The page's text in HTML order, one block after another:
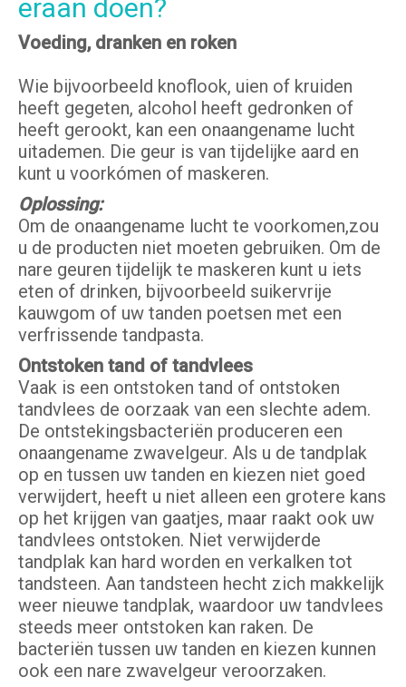
eraan doen?
Voeding, dranken en roken
Wie bijvoorbeeld knoflook, uien of kruiden
heeft gegeten, alcohol heeft gedronken of
heeft gerookt, kan een onaangename lucht
uitademen. Die geur is van tijdelijke aard en
kunt u voorkómen of maskeren.
Oplossing:
Om de onaangename lucht te voorkomen,zou
u de producten niet moeten gebruiken. Om de
nare geuren tijdelijk te maskeren kunt u iets
eten of drinken, bijvoorbeeld suikervrije
kauwgom of uw tanden poetsen met een
verfrissende tandpasta.
Ontstoken tand of tandvlees
Vaak is een ontstoken tand of ontstoken
tandvlees de oorzaak van een slechte adem.
De ontstekingsbacteriën produceren een
onaangename zwavelgeur. Als u de tandplak
op en tussen uw tanden en kiezen niet goed
verwijdert, heeft u niet alleen een grotere kans
op het krijgen van gaatjes, maar raakt ook uw
tandvlees ontstoken. Niet verwijderde
tandplak kan hard worden en verkalken tot
tandsteen. Aan tandsteen hecht zich makkelijk
weer nieuwe tandplak, waardoor uw tandvlees
steeds meer ontstoken kan raken. De
bacteriën tussen uw tanden en kiezen kunnen
ook een nare zwavelgeur veroorzaken.